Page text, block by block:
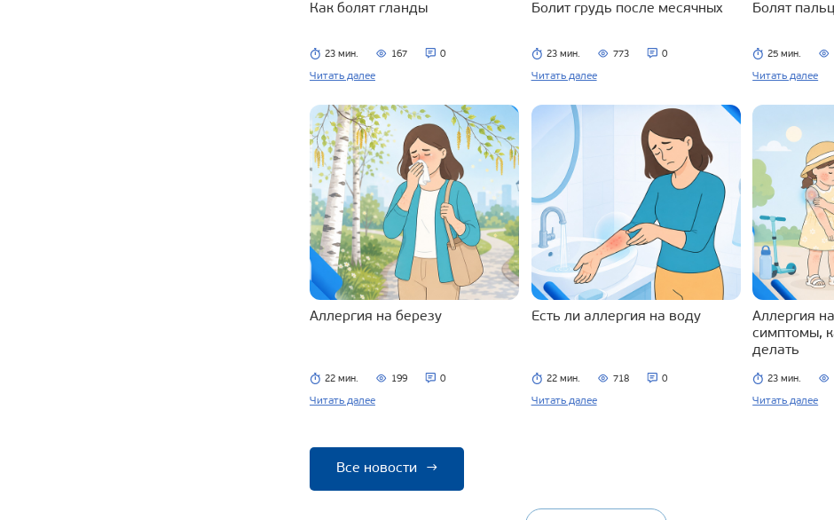
Как болят гланды
23 мин. 167 0
Читать далее
Болит грудь после месячных
23 мин. 773 0
Читать далее
Болят
25 мин.
Читать далее
Аллергия на березу
22 мин. 199 0
Читать далее
Есть ли аллергия на воду
22 мин. 718 0
Читать далее
Аллергия
симптомы,
делать
23 мин.
Читать далее
Все новости →